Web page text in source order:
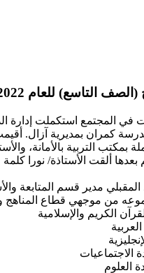
للعام 2021/2022م
كمران بمديرية آزال.
بمكتب التربية بالأمانة،
بعدها ألقت الأستاذة/ نورا
مدير قسم المتابعة
من موجهي قطاع المناهج
الكريم والإسلامية
الاجتماعيات
العلوم